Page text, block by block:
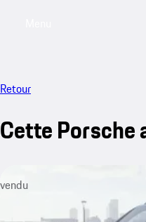
Retour
Cette Porsche
vendu